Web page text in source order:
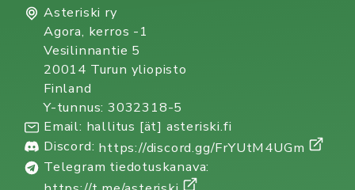
Asteriski ry
Agora, kerros -1
Vesilinnantie 5
20014 Turun yliopisto
Finland
Y-tunnus: 3032318-5
Email: hallitus [ät] asteriski.fi
Discord: https://discord.gg/FrYUtM4UGm
Telegram tiedotuskanava: